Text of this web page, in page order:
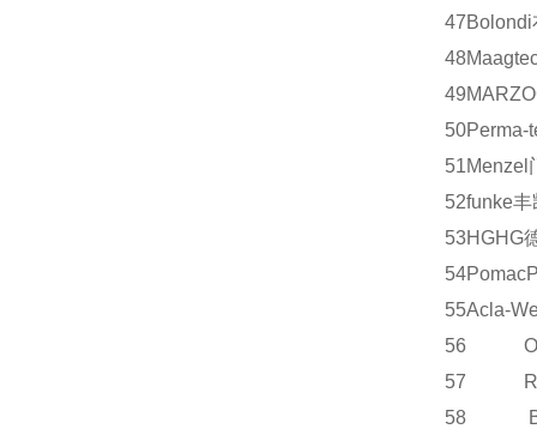
47Bolondi
48
49
50Perma-
51Menzel
52funke丰
53HGHG
54Pomac
55Acla-
56
57
58